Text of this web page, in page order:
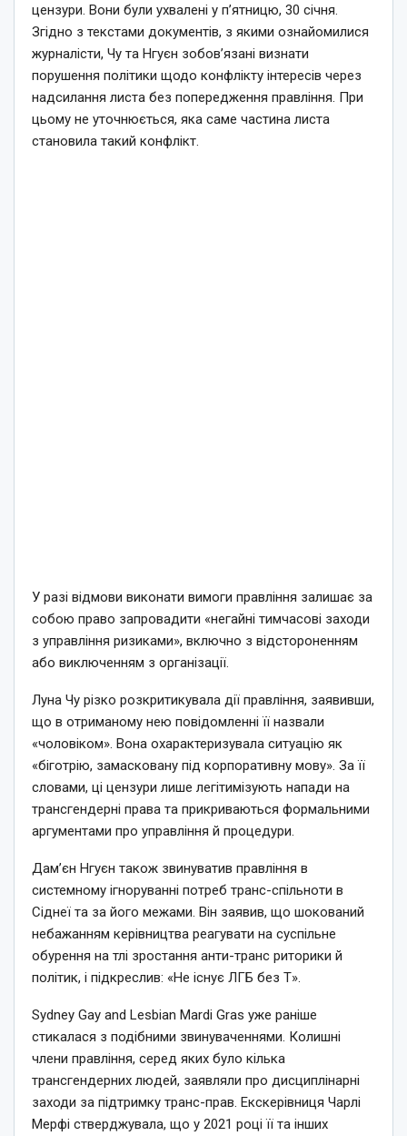
цензури. Вони були ухвалені у п’ятницю, 30 січня.
Згідно з текстами документів, з якими ознайомилися
журналісти, Чу та Нгуєн зобов’язані визнати
порушення політики щодо конфлікту інтересів через
надсилання листа без попередження правління. При
цьому не уточнюється, яка саме частина листа
становила такий конфлікт.
У разі відмови виконати вимоги правління залишає за
собою право запровадити «негайні тимчасові заходи
з управління ризиками», включно з відстороненням
або виключенням з організації.
Луна Чу різко розкритикувала дії правління, заявивши,
що в отриманому нею повідомленні її назвали
«чоловіком». Вона охарактеризувала ситуацію як
«біготрію, замасковану під корпоративну мову». За її
словами, ці цензури лише легітимізують напади на
трансгендерні права та прикриваються формальними
аргументами про управління й процедури.
Дам’єн Нгуєн також звинуватив правління в
системному ігноруванні потреб транс-спільноти в
Сіднеї та за його межами. Він заявив, що шокований
небажанням керівництва реагувати на суспільне
обурення на тлі зростання анти-транс риторики й
політик, і підкреслив: «Не існує ЛГБ без Т».
Sydney Gay and Lesbian Mardi Gras уже раніше
стикалася з подібними звинуваченнями. Колишні
члени правління, серед яких було кілька
трансгендерних людей, заявляли про дисциплінарні
заходи за підтримку транс-прав. Екскерівниця Чарлі
Мерфі стверджувала, що у 2021 році її та інших